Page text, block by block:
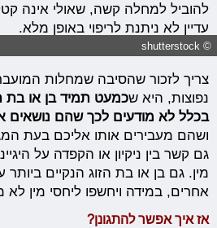
להוביל למחלה קשה, שאולי אינה
עדיין לא ניתנת לריפוי באופן מלא.
© shutterstock
צריך לזכור שהסיבה שמחלות
נפוצות, היא שכמעט תמיד בן או בת
בכלל לא מודעים לכך שהם נושאים
ושהם מעבירים אותו אליכם בעת
גם קשר בין ניקיון או הקפדה על
מין. גם בן או בת הזוג הנקיים ביותר
אחרים, במידה ויחשפו ליחסי מין לא
אז איך אפשר להתגונן?